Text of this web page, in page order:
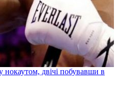
двічі побувавши в